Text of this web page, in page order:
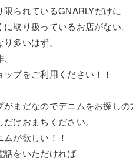
られているGNARLYだけに
取り扱っているお店がない。
多いはず。
プをご利用ください！！
がまだなのでデニムをお探しの
けおまちください。
が欲しい！！
話をいただければ